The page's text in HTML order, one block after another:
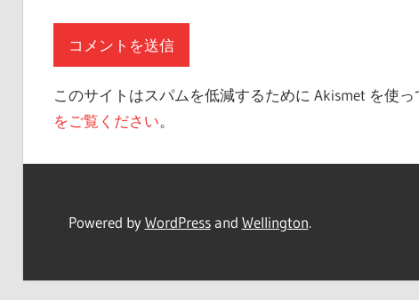
このサイトはスパムを低減するために Akismet を使っ
をご覧ください。
Powered byWordPressand Wellington.